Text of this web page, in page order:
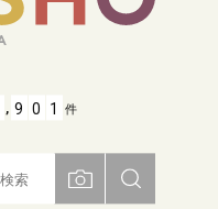
, 9 0 1 件